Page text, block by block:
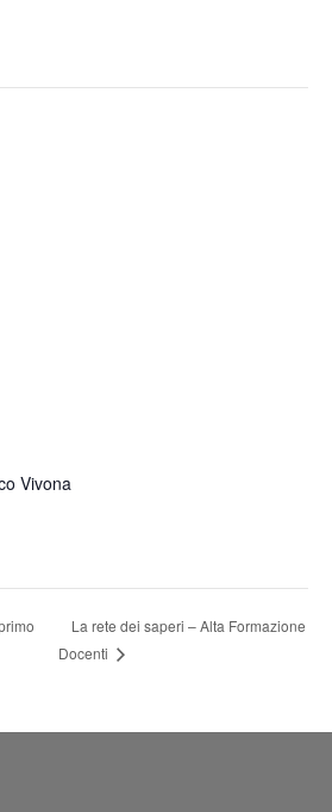
Vivona
La rete dei saperi – Alta Formazione
Docenti